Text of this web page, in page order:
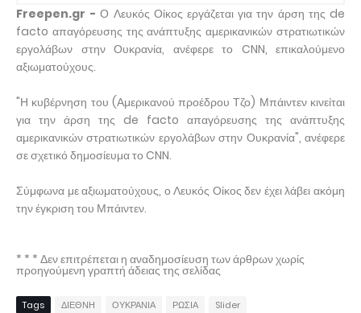
Freepen.gr -Ο Λευκός Οίκος εργάζεται για την άρση της de
facto απαγόρευσης της ανάπτυξης αμερικανικών στρατιωτικών
εργολάβων στην Ουκρανία, ανέφερε το CNN, επικαλούμενο
αξιωματούχους.
"Η κυβέρνηση του (Αμερικανού προέδρου Τζο) Μπάιντεν κινείται
για την άρση της de facto απαγόρευσης της ανάπτυξης
αμερικανικών στρατιωτικών εργολάβων στην Ουκρανία", ανέφερε
σε σχετικό δημοσίευμα το CNN.
Σύμφωνα με αξιωματούχους, ο Λευκός Οίκος δεν έχει λάβει ακόμη
την έγκριση του Μπάιντεν.
* * * Δεν επιτρέπεται η αναδημοσίευση των άρθρων χωρίς
προηγούμενη γραπτή άδειας της σελίδας
Tags ΔΙΕΘΝΗ ΟΥΚΡΑΝΙΑ ΡΩΣΙΑ Slider